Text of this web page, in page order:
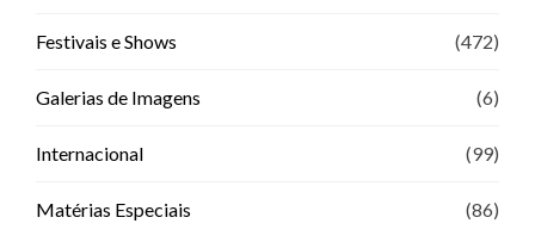
Festivais e Shows (472)
Galerias de Imagens (6)
Internacional (99)
Matérias Especiais (86)